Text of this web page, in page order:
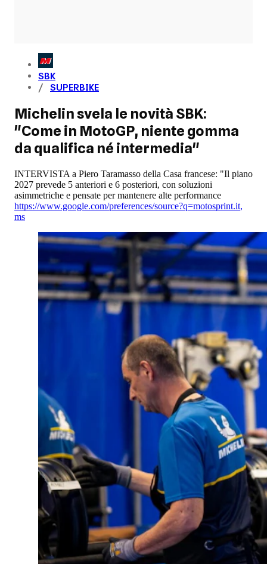
SBK
SUPERBIKE
Michelin svela le novità SBK:
"Come in MotoGP, niente gomma
da qualifica né intermedia"
INTERVISTA a Piero Taramasso della Casa francese: "Il piano
2027 prevede 5 anteriori e 6 posteriori, con soluzioni
asimmetriche e pensate per mantenere alte performance
https://www.google.com/preferences/source?q=motosprint.it,
ms